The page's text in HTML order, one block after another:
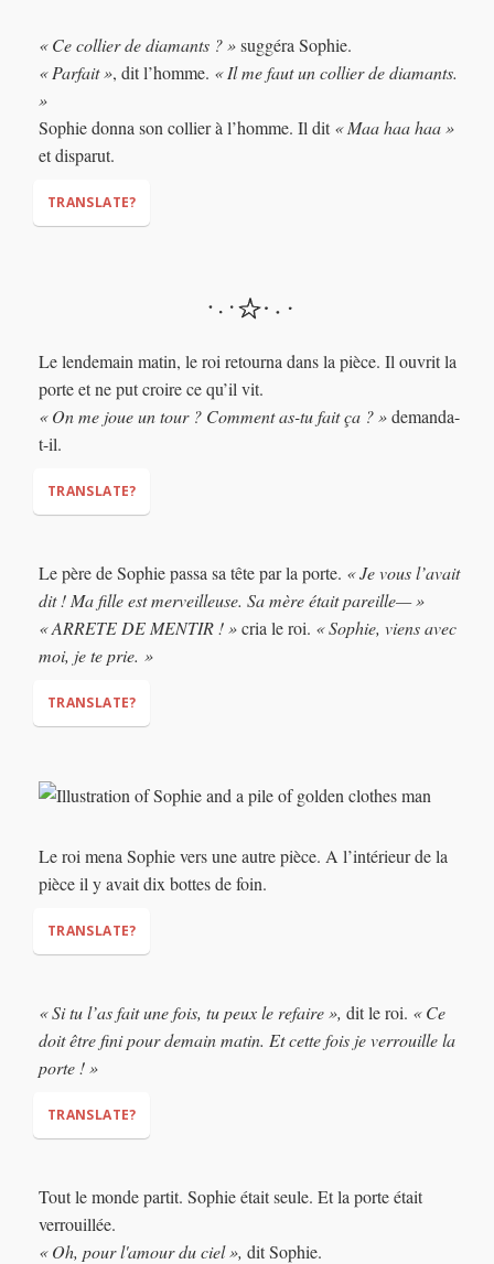
"And now, what do you have for me?"
« Ce collier de diamants ? »suggéra Sophie.
« Parfait », dit l’homme. « Il me faut un collier de diamants.
»
Sophie donna son collier à l’homme. Il dit« Maa haa haa »
et disparut.
TRANSLATE?
Le lendemain matin, le roi retourna dans la pièce. Il ouvrit la
porte et ne put croire ce qu’il vit.
« On me joue un tour ? Comment as-tu fait ça ? »demanda-
t-il.
TRANSLATE?
"Are you playing a trick on me? How did you do this?"
Le père de Sophie passa sa tête par la porte. « Je vous l’avait
dit ! Ma fille est merveilleuse. Sa mère était pareille— »
« ARRETE DE MENTIR ! »cria le roi. « Sophie, viens avec
moi, je te prie. »
TRANSLATE?
"I told you! My daughter is
Le roi mena Sophie vers une autre pièce. A l’intérieur de la
pièce il y avait dix bottes de foin.
TRANSLATE?
« Si tu l’as fait une fois, tu peux le refaire », dit le roi. « Ce
doit être fini pour demain matin. Et cette fois je verrouille la
porte ! »
TRANSLATE?
must be done by tomorrow morning. And this time I'm
locking the door!"
Tout le monde partit. Sophie était seule. Et la porte était
verrouillée.
« Oh, pour l'amour du ciel », dit Sophie.